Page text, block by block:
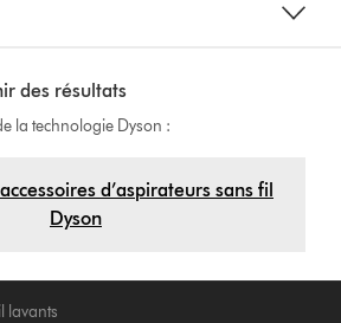
des résultats
la technologie Dyson :
d’aspirateurs sans fil
Dyson
lavants